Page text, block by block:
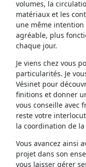
volumes, la
matériaux et les
une même
agréable, plus
chaque jour.
Je viens chez vous
particularités. Je
Vésinet pour
finitions et donner
vous conseille avec
reste votre
la coordination de
Vous avancez ainsi
projet dans son
vous laisser gérer